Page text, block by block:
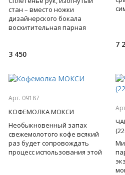
стан – вместо ножки
дизайнерского бокала
восхитительная парная
мастера-стеклодувы
3 450
7
Арт. 09187
КОФЕМОЛКА МОКСИ
Необыкновенный запах
свежемолотого кофе всякий
раз будет сопровождать
процесс использования этой